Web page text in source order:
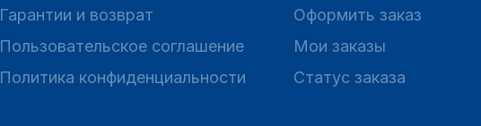
Гарантии и возврат
Пользовательское соглашение
Политика конфиденциальности
Оформить заказ
Мои заказы
Статус заказа